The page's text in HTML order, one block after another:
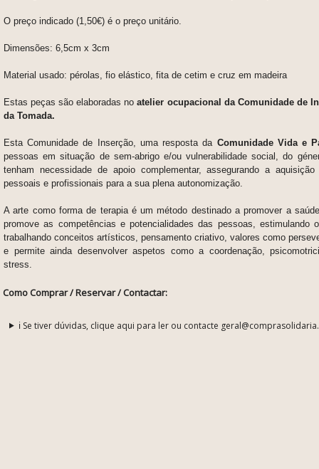
O preço indicado (1,50€) é o preço unitário.
Dimensões: 6,5cm x 3cm
Material usado: pérolas, fio elástico, fita de cetim e cruz em madeira
Estas peças são elaboradas noatelier ocupacional da Comunidade de
da Tomada.
Esta Comunidade de Inserção, uma resposta da Comunidade Vida e
pessoas em situação de sem-abrigo e/ou vulnerabilidade social, do
tenham necessidade de apoio complementar, assegurando a
pessoais e profissionais para a sua plena autonomização.
A arte como forma de terapia é um método destinado a promover a
promove as competências e potencialidades das pessoas, estimulando
trabalhando conceitos artísticos, pensamento criativo, valores como
e permite ainda desenvolver aspetos como a coordenação,
stress.
Como Comprar / Reservar / Contactar:
ℹ️ Se tiver dúvidas, clique aqui para ler ou contacte